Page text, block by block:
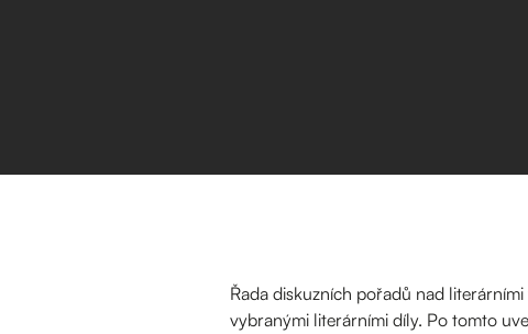
Řada diskuzních pořadů nad
vybranými literárními díly. Po tomto